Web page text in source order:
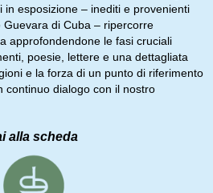
esposizione – inediti e provenienti
di Cuba – ripercorre
approfondendone le fasi cruciali
poesie, lettere e una dettagliata
e la forza di un punto di riferimento
continuo dialogo con il nostro
alla scheda